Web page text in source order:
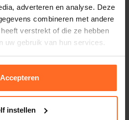
adverteren en analyse. Deze
combineren met andere
verstrekt of die ze hebben
uw gebruik van hun services.
Accepteren
instellen
Bastion Collections
Cup White/Hearts in bloom